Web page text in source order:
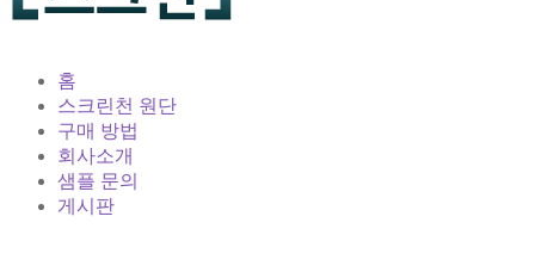
홈
스크린천 원단
구매 방법
회사소개
샘플 문의
게시판